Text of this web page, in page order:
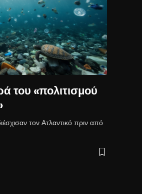
του «πολιτισμού
τον Ατλαντικό πριν από